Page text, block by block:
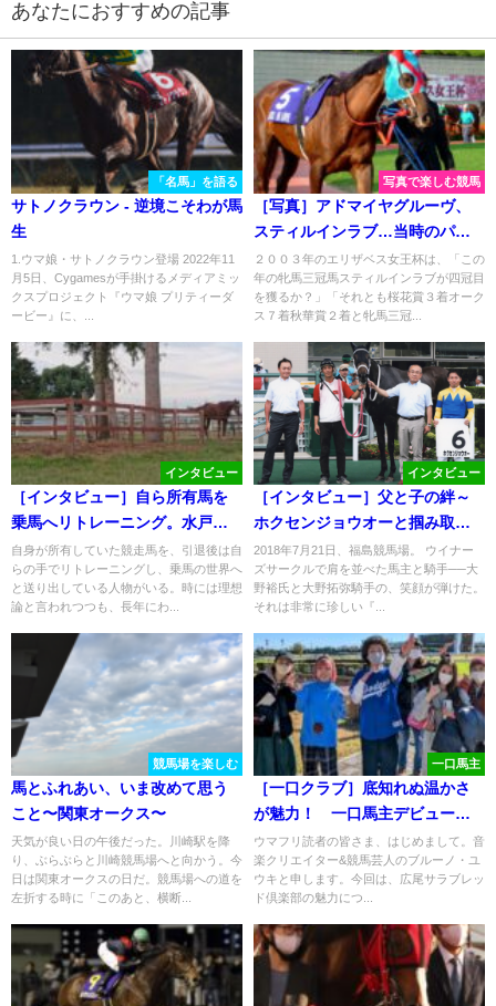
あなたにおすすめの記事
「名馬」を語る
サトノクラウン - 逆境こそわが馬
生
1.ウマ娘・サトノクラウン登場 2022年11
月5日、Cygamesが手掛けるメディアミッ
クスプロジェクト『ウマ娘 プリティーダ
ービー』に、...
写真で楽しむ競馬
［写真］アドマイヤグルーヴ、
スティルインラブ…当時のパド
ック写真で振り返る、美しき
2003年エリザベス女王杯挑戦者
たち。
２００３年のエリザベス女王杯は、「この
年の牝馬三冠馬スティルインラブが四冠目
を獲るか？」「それとも桜花賞３着オーク
ス７着秋華賞２着と牝馬三冠...
インタビュー
［インタビュー］自ら所有馬を
乗馬へリトレーニング。水戸乗
馬クラブ・谷正之さんの抱く想
い。
自身が所有していた競走馬を、引退後は自
らの手でリトレーニングし、乗馬の世界へ
と送り出している人物がいる。時には理想
論と言われつつも、長年にわ...
インタビュー
［インタビュー］父と子の絆～
ホクセンジョウオーと掴み取っ
た、大野親子の『親子タッグ勝
利』～
2018年7月21日、福島競馬場。 ウイナー
ズサークルで肩を並べた馬主と騎手──大
野裕氏と大野拓弥騎手の、笑顔が弾けた。
それは非常に珍しい『...
競馬場を楽しむ
馬とふれあい、いま改めて思う
こと〜関東オークス〜
天気が良い日の午後だった。川崎駅を降
り、ぶらぶらと川崎競馬場へと向かう。今
日は関東オークスの日だ。競馬場への道を
左折する時に「このあと、横断...
一口馬主
［一口クラブ］底知れぬ温かさ
が魅力！ 一口馬主デビューし
た競馬芸人の感じた"広尾TC
愛"とは？
ウマフリ読者の皆さま、はじめまして。音
楽クリエイター&競馬芸人のブルーノ・ユ
ウキと申します。今回は、広尾サラブレッ
ド倶楽部の魅力につ...